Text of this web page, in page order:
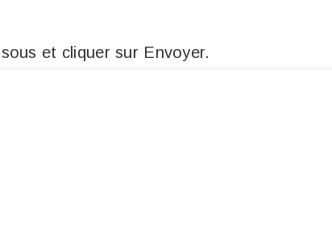
et cliquer sur Envoyer.